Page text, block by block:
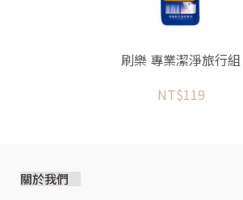
刷樂 專業潔淨旅行組
NT$119
關於我們